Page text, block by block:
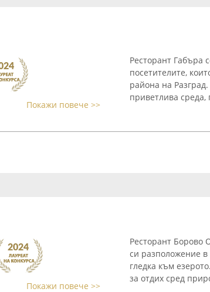
Покажи повече >>
Ресторант Габъра
посетителите,
района на
приветлива
Покажи повече >>
Ресторант Борово
си разположение
гледка към
за отдих сред